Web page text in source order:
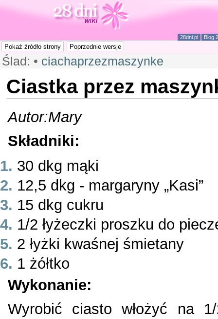
28dni.pl Blog
Ślad: • ciachaprzezmaszynke
Ciastka przez
Autor:Mary
Składniki:
30 dkg mąki
12,5 dkg - margaryny „Kasi”
15 dkg cukru
1/2 łyżeczki proszku do
2 łyżki kwaśnej śmietany
1 żółtko
Wykonanie:
Wyrobić ciasto włożyć na